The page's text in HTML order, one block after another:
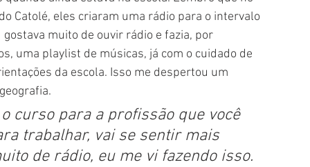
Catolé, eles criaram uma rádio para o intervalo
muito de ouvir rádio e fazia, por
uma playlist de músicas, já com o cuidado de
da escola. Isso me despertou um
trabalhar, vai se sentir mais
de rádio, eu me vi fazendo isso.